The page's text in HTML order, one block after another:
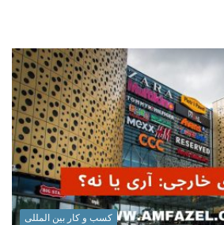
کسب و کار بین المللی